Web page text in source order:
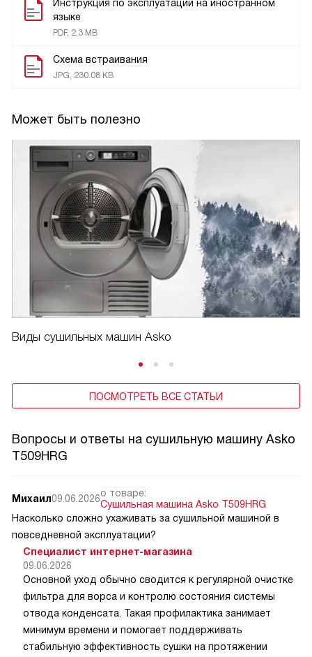
Инструкция по эксплуатации на иностранном
языке
PDF, 2.3 MB
Схема встраивания
JPG, 230.08 KB
Может быть полезно
Виды сушильных машин Asko
ПОСМОТРЕТЬ ВСЕ СТАТЬИ
Вопросы и ответы на сушильную машину Asko
T509HRG
Михаил09.06.2026о товаре:
Сушильная машина Asko T509HRG
Насколько сложно ухаживать за сушильной машиной в
повседневной эксплуатации?
Специалист интернет-магазина
09.06.2026
Основной уход обычно сводится к регулярной очистке
фильтра для ворса и контролю состояния системы
отвода конденсата. Такая профилактика занимает
минимум времени и помогает поддерживать
стабильную эффективность сушки на протяжении